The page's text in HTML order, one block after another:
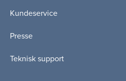
Kundeservice
Presse
Teknisk support